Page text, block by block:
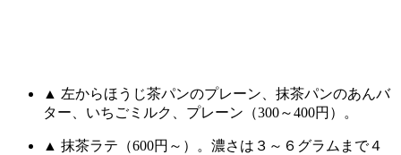
▲ 左からほうじ茶パンのプレーン、抹茶パンのあんバ
ター、いちごミルク、プレーン（300～400円）。
▲ 抹茶ラテ（600円～）。濃さは３～６グラムまで４